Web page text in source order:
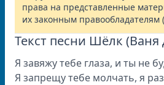
права на представленные
их законным правообладателям
Текст песни Шёлк
Я завяжу тебе глаза, и ты не
Я запрещу тебе молчать, я